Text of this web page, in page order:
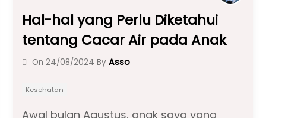
Hal-hal yang Perlu Diketahui
tentang Cacar Air pada Anak
On 24/08/2024 By Asso
Kesehatan
Awal bulan Agustus, anak saya yang